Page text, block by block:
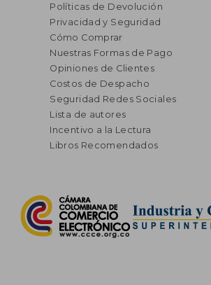
Políticas de Devolución
Privacidad y Seguridad
Cómo Comprar
Nuestras Formas de Pago
Opiniones de Clientes
Costos de Despacho
Seguridad Redes Sociales
Lista de autores
Incentivo a la Lectura
Libros Recomendados